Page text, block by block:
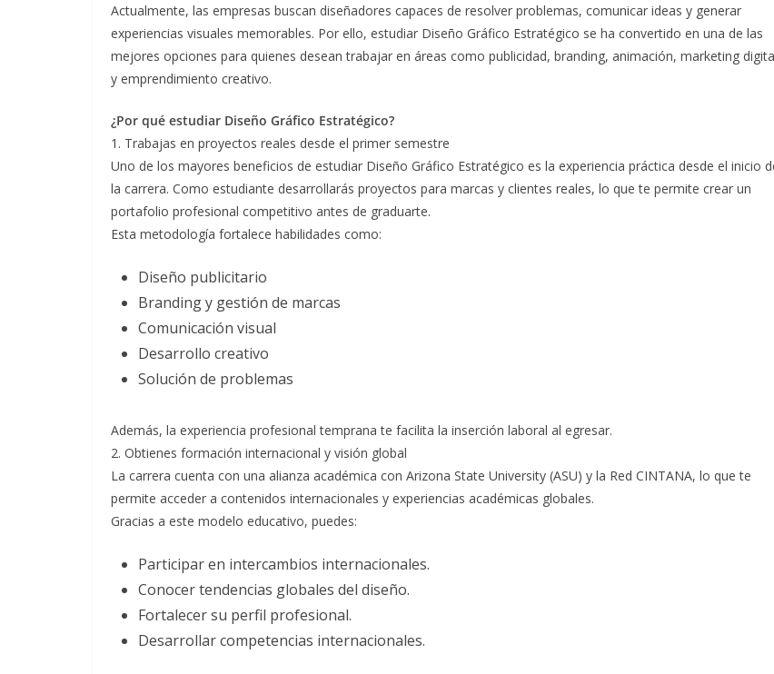
Actualmente, las empresas buscan diseñadores capaces de resolver problemas, comunicar ideas y generar
experiencias visuales memorables. Por ello, estudiar Diseño Gráfico Estratégico se ha convertido en una de las
mejores opciones para quienes desean trabajar en áreas como publicidad, branding, animación, marketing
y emprendimiento creativo.
¿Por qué estudiar Diseño Gráfico Estratégico?
1. Trabajas en proyectos reales desde el primer semestre
Uno de los mayores beneficios de estudiar Diseño Gráfico Estratégico es la experiencia práctica desde el inicio
la carrera. Como estudiante desarrollarás proyectos para marcas y clientes reales, lo que te permite crear un
portafolio profesional competitivo antes de graduarte.
Esta metodología fortalece habilidades como:
Diseño publicitario
Branding y gestión de marcas
Comunicación visual
Desarrollo creativo
Solución de problemas
Además, la experiencia profesional temprana te facilita la inserción laboral al egresar.
2. Obtienes formación internacional y visión global
La carrera cuenta con una alianza académica con Arizona State University (ASU) y la Red CINTANA, lo que te
permite acceder a contenidos internacionales y experiencias académicas globales.
Gracias a este modelo educativo, puedes:
Participar en intercambios internacionales.
Conocer tendencias globales del diseño.
Fortalecer su perfil profesional.
Desarrollar competencias internacionales.